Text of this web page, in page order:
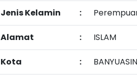
Jenis Kelamin :
Alamat : ISLAM
Kota : BANYUASIN